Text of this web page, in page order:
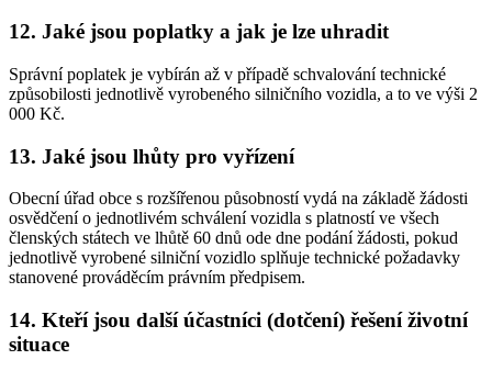
12. Jaké jsou poplatky a jak je lze uhradit
Správní poplatek je vybírán až v případě schvalování technické
způsobilosti jednotlivě vyrobeného silničního vozidla, a to ve výši 2
000 Kč.
13. Jaké jsou lhůty pro vyřízení
Obecní úřad obce s rozšířenou působností vydá na základě žádosti
osvědčení o jednotlivém schválení vozidla s platností ve všech
členských státech ve lhůtě 60 dnů ode dne podání žádosti, pokud
jednotlivě vyrobené silniční vozidlo splňuje technické požadavky
stanovené prováděcím právním předpisem.
14. Kteří jsou další účastníci (dotčení) řešení životní
situace